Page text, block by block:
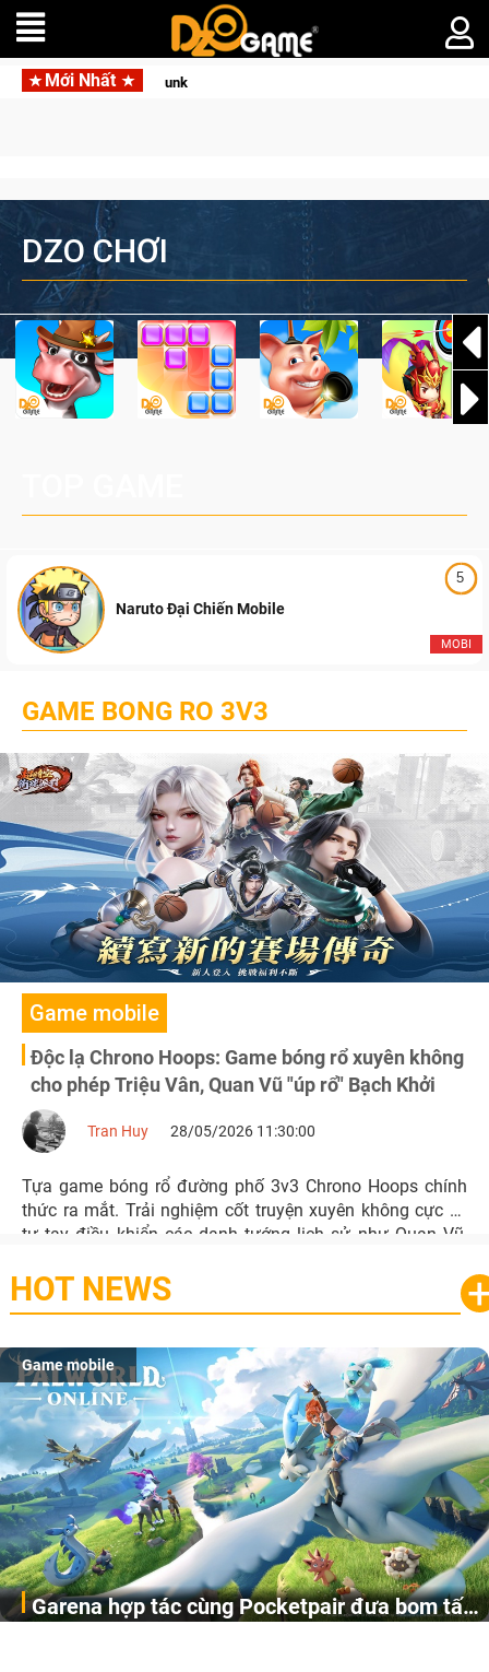
Mới Nhất Garena hợp tác cùng Pocketpair đưa bom tấn
DZO CHƠI
5
MOBI
Naruto Đại Chiến Mobile
GAME BONG RO 3V3
Game mobile
Độc lạ Chrono Hoops: Game bóng rổ xuyên không
cho phép Triệu Vân, Quan Vũ "úp rổ" Bạch Khởi
Tran Huy 28/05/2026 11:30:00
Tựa game bóng rổ đường phố 3v3 Chrono Hoops chính
thức ra mắt. Trải nghiệm cốt truyện xuyên không cực dị,
tự tay điều khiển các danh tướng lịch sử như Quan Vũ,
HOT NEWS
Game mobile
Garena hợp tác cùng Pocketpair đưa bom tấn